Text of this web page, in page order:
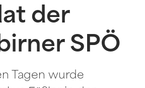
der
SPÖ
Tagen wurde